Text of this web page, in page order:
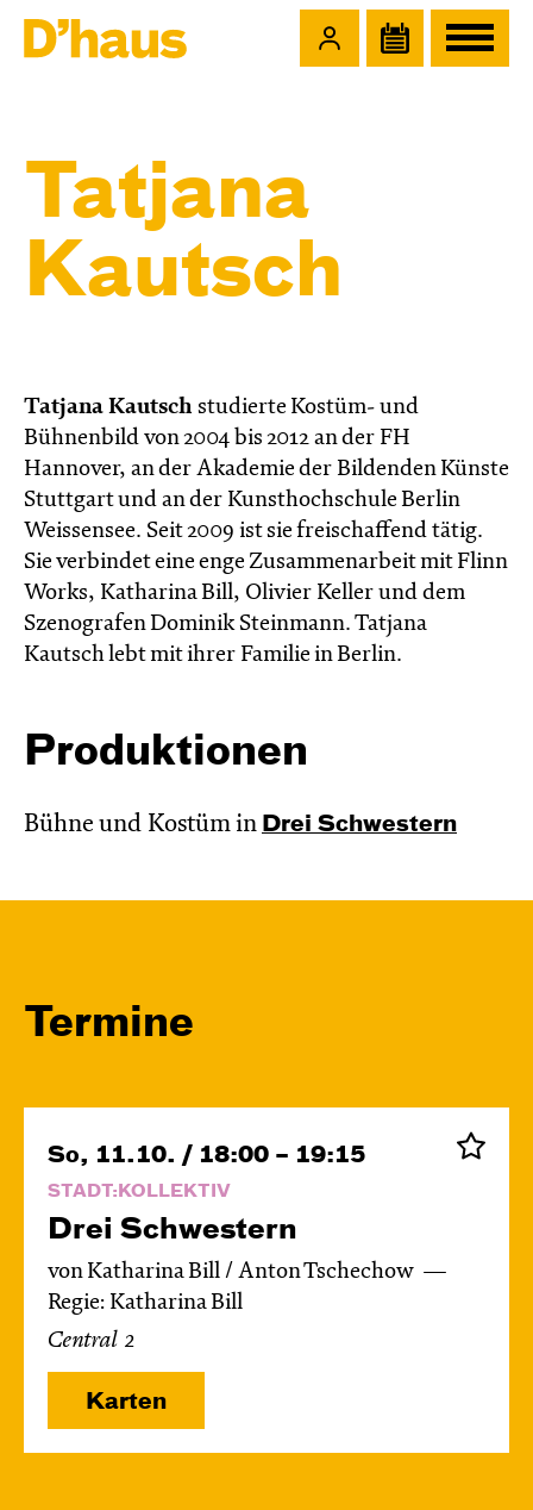
Tatjana
Kautsch
Tatjana Kautsch studierte Kostüm- und
Bühnenbild von 2004 bis 2012 an der FH
Hannover, an der Akademie der Bildenden Künste
Stuttgart und an der Kunsthochschule Berlin
Weissensee. Seit 2009 ist sie freischaffend tätig.
Sie verbindet eine enge Zusammenarbeit mit Flinn
Works, Katharina Bill, Olivier Keller und dem
Szenografen Dominik Steinmann. Tatjana
Kautsch lebt mit ihrer Familie in Berlin.
Produktionen
Bühne und Kostüm in Drei Schwestern
Termine
So, 11.10. / 18:00 – 19:15
STADT:KOLLEKTIV
Drei Schwestern
von Katharina Bill / Anton Tschechow
Regie: Katharina Bill
Central 2
Karten